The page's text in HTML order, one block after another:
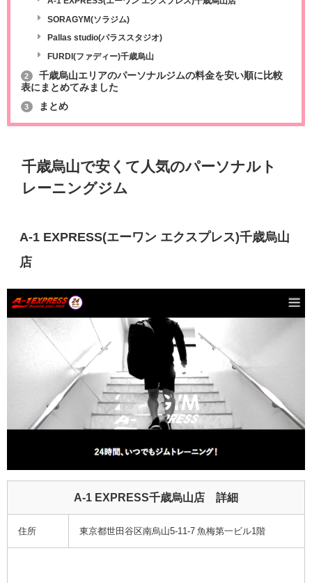
SORAGYM(ソラジム)
Pallas studio(パラススタジオ)
FURDI(ファディー)千歳烏山
2
千歳烏山エリアのパーソナルジムの料金を安い順に比較
表にまとめてみました
3 まとめ
千歳烏山で安くて人気のパーソナルト
レーニングジム
A-1 EXPRESS(エーワン エクスプレス)千歳烏山
店
A-1 EXPRESS千歳烏山店 詳細
住所 東京都世田谷区南烏山5-11-7 魚梅第一ビル1階